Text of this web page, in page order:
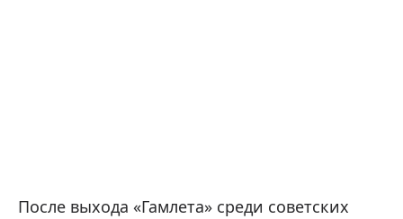
После выхода «Гамлета» среди советских